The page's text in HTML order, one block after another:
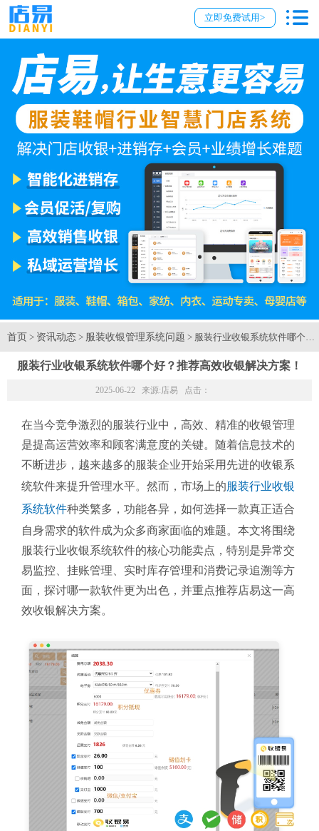
立即免费试用>
首页 > 资讯动态 > 服装收银管理系统问题 > 服装行业收银系统软件哪个
服装行业收银系统软件哪个好？推荐高效收银解决方案！
2025-06-22 来源:店易 点击：
在当今竞争激烈的服装行业中，高效、精准的收银管理
是提高运营效率和顾客满意度的关键。随着信息技术的
不断进步，越来越多的服装企业开始采用先进的收银系
统软件来提升管理水平。然而，市场上的服装行业收银
系统软件种类繁多，功能各异，如何选择一款真正适合
自身需求的软件成为众多商家面临的难题。本文将围绕
服装行业收银系统软件的核心功能卖点，特别是异常交
易监控、挂账管理、实时库存管理和消费记录追溯等方
面，探讨哪一款软件更为出色，并重点推荐店易这一高
效收银解决方案。